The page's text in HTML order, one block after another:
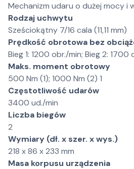
Mechanizm udaru o dużej mocy i
Rodzaj uchwytu
Sześciokątny 7/16 cala (11,11 mm)
Prędkość obrotowa bez
Bieg 1: 1200 obr./min; Bieg 2: 1700
Maks. moment obrotowy
500 Nm (1); 1000 Nm (2) 1
Częstotliwość udarów
3400 ud./min
Liczba biegów
2
Wymiary (dł. x szer. x wys.)
218 x 86 x 233 mm
Masa korpusu urządzenia